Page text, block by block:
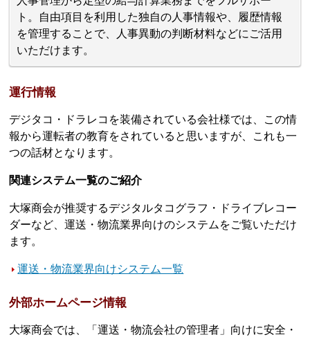
ト。自由項目を利用した独自の人事情報や、履歴情報
を管理することで、人事異動の判断材料などにご活用
いただけます。
運行情報
デジタコ・ドラレコを装備されている会社様では、この情
報から運転者の教育をされていると思いますが、これも一
つの話材となります。
関連システム一覧のご紹介
大塚商会が推奨するデジタルタコグラフ・ドライブレコー
ダーなど、運送・物流業界向けのシステムをご覧いただけ
ます。
運送・物流業界向けシステム一覧
外部ホームページ情報
大塚商会では、「運送・物流会社の管理者」向けに安全・